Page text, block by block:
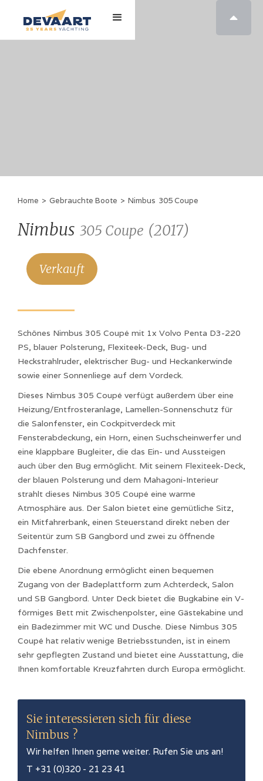

Home > Gebrauchte Boote > Nimbus 305 Coupe
Nimbus 305 Coupe (2017)
Verkauft
Schönes Nimbus 305 Coupé mit 1x Volvo Penta D3-220
PS, blauer Polsterung, Flexiteek-Deck, Bug- und
Heckstrahlruder, elektrischer Bug- und Heckankerwinde
sowie einer Sonnenliege auf dem Vordeck.
Dieses Nimbus 305 Coupé verfügt außerdem über eine
Heizung/Entfrosteranlage, Lamellen-Sonnenschutz für
die Salonfenster, ein Cockpitverdeck mit
Fensterabdeckung, ein Horn, einen Suchscheinwerfer und
eine klappbare Bugleiter, die das Ein- und Aussteigen
auch über den Bug ermöglicht. Mit seinem Flexiteek-Deck,
der blauen Polsterung und dem Mahagoni-Interieur
strahlt dieses Nimbus 305 Coupé eine warme
Atmosphäre aus. Der Salon bietet eine gemütliche Sitz,
ein Mitfahrerbank, einen Steuerstand direkt neben der
Seitentür zum SB Gangbord und zwei zu öffnende
Dachfenster.
Die ebene Anordnung ermöglicht einen bequemen
Zugang von der Badeplattform zum Achterdeck, Salon
und SB Gangbord. Unter Deck bietet die Bugkabine ein V-
förmiges Bett mit Zwischenpolster, eine Gästekabine und
ein Badezimmer mit WC und Dusche. Diese Nimbus 305
Coupé hat relativ wenige Betriebsstunden, ist in einem
sehr gepflegten Zustand und bietet eine Ausstattung, die
Ihnen komfortable Kreuzfahrten durch Europa ermöglicht.
Sie interessieren sich für diese
Nimbus ?
Wir helfen Ihnen gerne weiter. Rufen Sie uns an!
T +31 (0)320 - 21 23 41